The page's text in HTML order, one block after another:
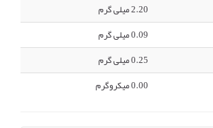
2.20 میلی گرم
0.09 میلی گرم
0.25 میلی گرم
0.00 میکروگرم